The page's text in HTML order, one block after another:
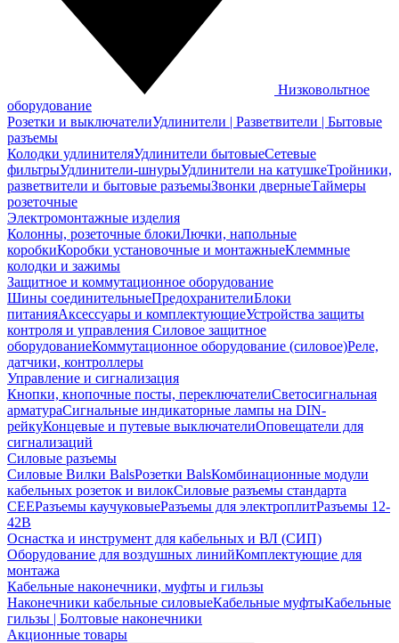
Низковольтное
оборудование
Розетки и выключателиУдлинители | Разветвители | Бытовые
разъемы
Колодки удлинителяУдлинители бытовыеСетевые
фильтрыУдлинители-шнурыУдлинители на катушкеТройники,
разветвители и бытовые разъемыЗвонки дверныеТаймеры
розеточные
Электромонтажные изделия
Колонны, розеточные блокиЛючки, напольные
коробкиКоробки установочные и монтажныеКлеммные
колодки и зажимы
Защитное и коммутационное оборудование
Шины соединительныеПредохранителиБлоки
питанияАксессуары и комплектующиеУстройства защиты
контроля и управления Силовое защитное
оборудованиеКоммутационное оборудование (силовое)Реле,
датчики, контроллеры
Управление и сигнализация
Кнопки, кнопочные посты, переключателиСветосигнальная
арматураСигнальные индикаторные лампы на DIN-
рейкуКонцевые и путевые выключателиОповещатели для
сигнализаций
Силовые разъемы
Силовые Вилки BalsРозетки BalsКомбинационные модули
кабельных розеток и вилокСиловые разъемы стандарта
CEEРазъемы каучуковыеРазъемы для электроплитРазъемы 12-
42В
Оснастка и инструмент для кабельных и ВЛ (СИП)
Оборудование для воздушных линийКомплектующие для
монтажа
Кабельные наконечники, муфты и гильзы
Наконечники кабельные силовыеКабельные муфтыКабельные
гильзы | Болтовые наконечники
Акционные товары